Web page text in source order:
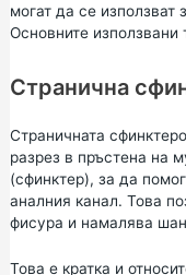
могат да се използват
Основните използвани
Странична
Страничната
разрез в пръстена на
(сфинктер), за да
аналния канал. Това
фисура и намалява
Това е кратка и